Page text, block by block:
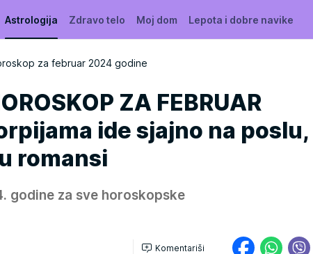
Astrologija Zdravo telo Moj dom Lepota i dobre navike
za februar 2024 godine
ZA FEBRUAR
ide sjajno na poslu,
romansi
godine za sve horoskopske
Komentariši